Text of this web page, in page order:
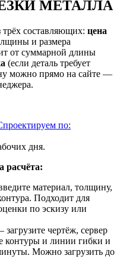
МЕТАЛЛА
трёх составляющих: цена
и размера
от суммарной длины
(если деталь требует
можно прямо на сайте —
по:
дня.
расчёта:
материал, толщину,
Подходит для
по эскизу или
загрузите чертёж, сервер
контуры и линии гибки и
Можно загрузить до